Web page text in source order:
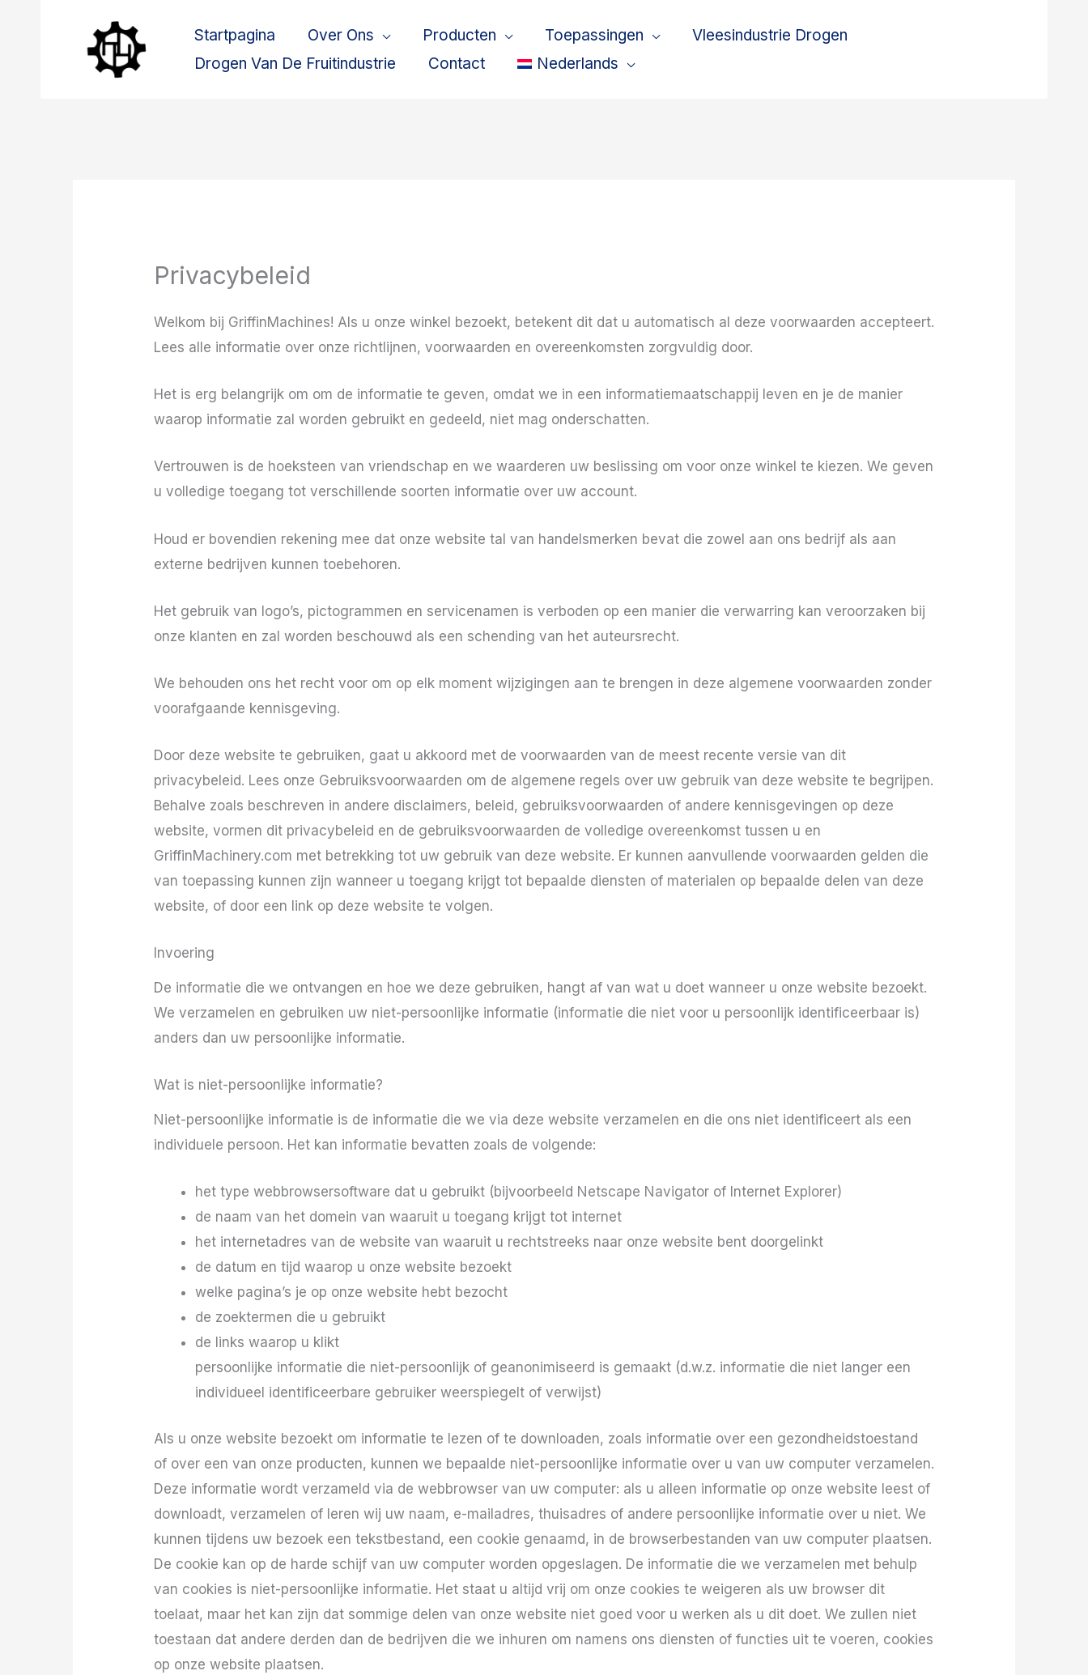
Startpagina Over Ons Producten Toepassingen
Vleesindustrie Drogen
Drogen Van De Fruitindustrie
Contact Nederlands
Privacybeleid
Welkom bij GriffinMachines! Als u onze winkel bezoekt, betekent dit dat u automatisch al deze voorwaarden accepteert.
Lees alle informatie over onze richtlijnen, voorwaarden en overeenkomsten zorgvuldig door.
Het is erg belangrijk om om de informatie te geven, omdat we in een informatiemaatschappij leven en je de manier
waarop informatie zal worden gebruikt en gedeeld, niet mag onderschatten.
Vertrouwen is de hoeksteen van vriendschap en we waarderen uw beslissing om voor onze winkel te kiezen. We geven
u volledige toegang tot verschillende soorten informatie over uw account.
Houd er bovendien rekening mee dat onze website tal van handelsmerken bevat die zowel aan ons bedrijf als aan
externe bedrijven kunnen toebehoren.
Het gebruik van logo’s, pictogrammen en servicenamen is verboden op een manier die verwarring kan veroorzaken bij
onze klanten en zal worden beschouwd als een schending van het auteursrecht.
We behouden ons het recht voor om op elk moment wijzigingen aan te brengen in deze algemene voorwaarden zonder
voorafgaande kennisgeving.
Door deze website te gebruiken, gaat u akkoord met de voorwaarden van de meest recente versie van dit
privacybeleid. Lees onze Gebruiksvoorwaarden om de algemene regels over uw gebruik van deze website te begrijpen.
Behalve zoals beschreven in andere disclaimers, beleid, gebruiksvoorwaarden of andere kennisgevingen op deze
website, vormen dit privacybeleid en de gebruiksvoorwaarden de volledige overeenkomst tussen u en
GriffinMachinery.com met betrekking tot uw gebruik van deze website. Er kunnen aanvullende voorwaarden gelden die
van toepassing kunnen zijn wanneer u toegang krijgt tot bepaalde diensten of materialen op bepaalde delen van deze
website, of door een link op deze website te volgen.
Invoering
De informatie die we ontvangen en hoe we deze gebruiken, hangt af van wat u doet wanneer u onze website bezoekt.
We verzamelen en gebruiken uw niet-persoonlijke informatie (informatie die niet voor u persoonlijk identificeerbaar is)
anders dan uw persoonlijke informatie.
Wat is niet-persoonlijke informatie?
Niet-persoonlijke informatie is de informatie die we via deze website verzamelen en die ons niet identificeert als een
individuele persoon. Het kan informatie bevatten zoals de volgende:
het type webbrowsersoftware dat u gebruikt (bijvoorbeeld Netscape Navigator of Internet Explorer)
de naam van het domein van waaruit u toegang krijgt tot internet
het internetadres van de website van waaruit u rechtstreeks naar onze website bent doorgelinkt
de datum en tijd waarop u onze website bezoekt
welke pagina’s je op onze website hebt bezocht
de zoektermen die u gebruikt
de links waarop u klikt
persoonlijke informatie die niet-persoonlijk of geanonimiseerd is gemaakt (d.w.z. informatie die niet langer een
individueel identificeerbare gebruiker weerspiegelt of verwijst)
Als u onze website bezoekt om informatie te lezen of te downloaden, zoals informatie over een gezondheidstoestand
of over een van onze producten, kunnen we bepaalde niet-persoonlijke informatie over u van uw computer verzamelen.
Deze informatie wordt verzameld via de webbrowser van uw computer: als u alleen informatie op onze website leest of
downloadt, verzamelen of leren wij uw naam, e-mailadres, thuisadres of andere persoonlijke informatie over u niet. We
kunnen tijdens uw bezoek een tekstbestand, een cookie genaamd, in de browserbestanden van uw computer plaatsen.
De cookie kan op de harde schijf van uw computer worden opgeslagen. De informatie die we verzamelen met behulp
van cookies is niet-persoonlijke informatie. Het staat u altijd vrij om onze cookies te weigeren als uw browser dit
toelaat, maar het kan zijn dat sommige delen van onze website niet goed voor u werken als u dit doet. We zullen niet
toestaan ​​dat andere derden dan de bedrijven die we inhuren om namens ons diensten of functies uit te voeren, cookies
op onze website plaatsen.